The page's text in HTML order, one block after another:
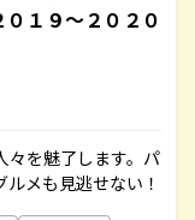
１９～２０２０
々を魅了します。パ
メも見逃せない！